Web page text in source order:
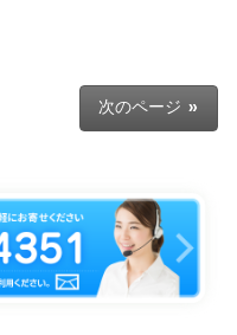
次のページ »